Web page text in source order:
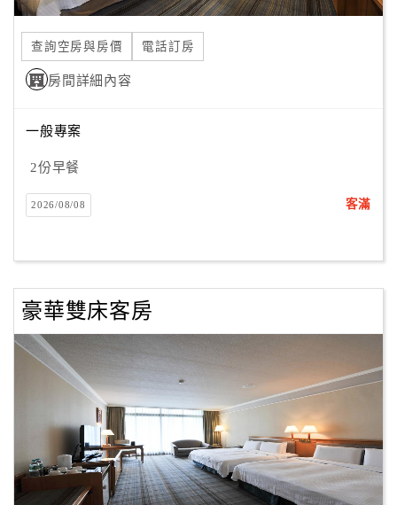
合
作
提
案
店
作
商
合
作
劃
查詢空房與房價 電話訂房
房間詳細內容
一般專案
2份早餐
2026/08/08 客滿
豪華雙床客房